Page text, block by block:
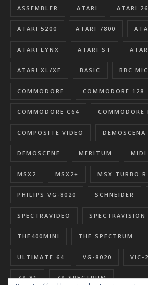
ASSEMBLER ATARI ATARI
ATARI 5200 ATARI 7800
ATARI LYNX ATARI ST
ATARI XL/XE BASIC BBC
COMMODORE COMMODORE 128
COMMODORE C64 COMMODORE
COMPOSITE VIDEO DEMOSCENA
DEMOSCENE MERITUM MIDI
MSX2 MSX2+ MSX TURBO R
PHILIPS VG-8020 SCHNEIDER
SPECTRAVIDEO SPECTRAVISION
THE400MINI THE SPECTRUM
ULTIMATE 64 VG-8020 VIC-
ZX 81 ZX SPECTRUM